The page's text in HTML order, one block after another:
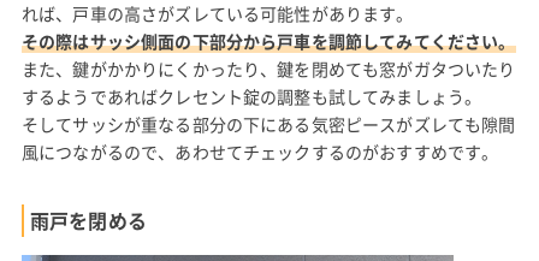
れば、戸車の高さがズレている可能性があります。
その際はサッシ側面の下部分から戸車を調節してみてください。
また、鍵がかかりにくかったり、鍵を閉めても窓がガタついたり
するようであればクレセント錠の調整も試してみましょう。
そしてサッシが重なる部分の下にある気密ピースがズレても隙間
風につながるので、あわせてチェックするのがおすすめです。
雨戸を閉める